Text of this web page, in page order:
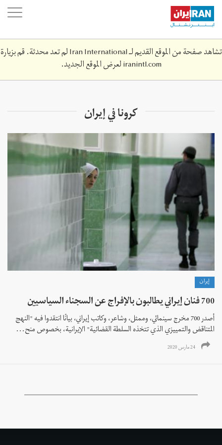
Skip
main
content
تشاهد صفحة من الموقع القديم لـ Iran International لم تعد محدثة. قم بزيارة
iranintl.comلعرض الموقع الجديد.
كرونا في إيران
إيران
700 فنان إيراني يطالبون بالإفراج عن السجناء السياسيين
أصدر 700 مخرج سينمائي، وممثل، وشاعر، وكاتب إيراني، بيانًا انتقدوا فيه "النهج
المتناقض والتمييزي الذي تتخذه السلطة القضائية" الإيرانية، بخصوص منح...
24 مارس 2020